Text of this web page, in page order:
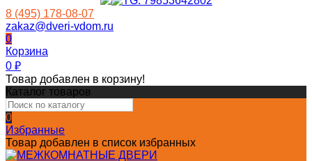
8 (495) 178-08-07
zakaz@dveri-vdom.ru
0
Корзина
0 ₽
Товар добавлен в корзину!
Каталог товаров
0
Избранные
Товар добавлен в список избранных